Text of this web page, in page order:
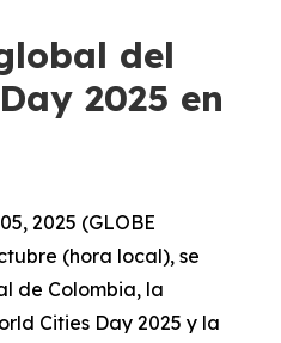
del
2025 en
2025 (GLOBE
(hora local), se
de Colombia, la
Cities Day 2025 y la